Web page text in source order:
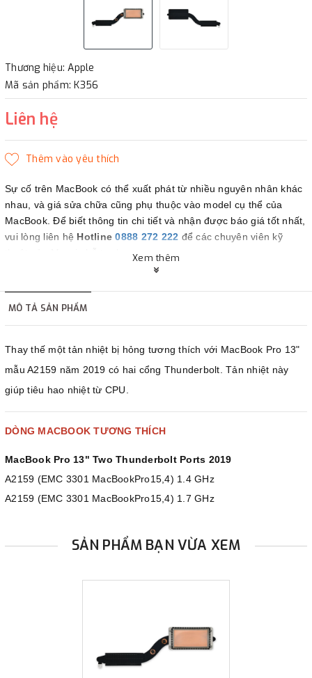
Thương hiệu: Apple
Mã sản phẩm: K356
Liên hệ
Sự cố trên MacBook có thể xuất phát từ nhiều nguyên nhân khác
nhau, và giá sửa chữa cũng phụ thuộc vào model cụ thể của
MacBook. Để biết thông tin chi tiết và nhận được báo giá tốt nhất,
vui lòng liên hệ Hotline 0888 272 222 để các chuyên viên kỹ
thuật của Maczin hỗ trợ bạn.
Maczin - Đối tác tin cậy của bạn.
Xem thêm
MÔ TẢ SẢN PHẨM
Thay thế một tản nhiệt bị hỏng tương thích với MacBook Pro 13"
mẫu A2159 năm 2019 có hai cổng Thunderbolt. Tản nhiệt này
giúp tiêu hao nhiệt từ CPU.
DÒNG MACBOOK TƯƠNG THÍCH
MacBook Pro 13" Two Thunderbolt Ports 2019
A2159 (EMC 3301 MacBookPro15,4) 1.4 GHz
A2159 (EMC 3301 MacBookPro15,4) 1.7 GHz
SẢN PHẨM BẠN VỪA XEM